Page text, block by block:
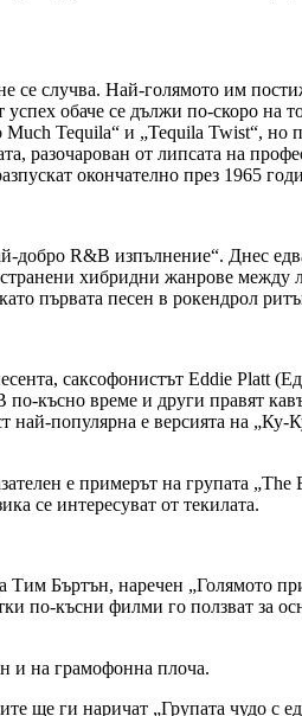
случва. Най-голямото им
обаче се дължи по-скоро на
Much Tequila“ и „Tequila Twist“,
разочарован от липсата на
окончателно през 1965
R&B изпълнение“. Днес
хибридни жанрове
първата песен в рокендрол
саксофонистът Eddie Platt
късно време и други правят
популярна е версията на „Ку-
е примерът на групата
се интересуват от текилата.
Бъртън, наречен „Голямото
по-късни филми го ползват за
и на грамофонна плоча.
ще ги наричат „Групата чудо с